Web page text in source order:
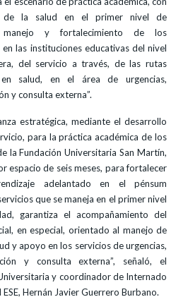
de la salud en el primer nivel de
y fortalecimiento de los
las instituciones educativas del nivel
del servicio a través, de las rutas
salud, en el área de urgencias,
y consulta externa”.
estratégica, mediante el desarrollo
para la práctica académica de los
la Fundación Universitaria San Martín,
espacio de seis meses, para fortalecer
adelantado en el pénsum
que se maneja en el primer nivel
garantiza el acompañamiento del
en especial, orientado al manejo de
y apoyo en los servicios de urgencias,
y consulta externa”, señaló, el
y coordinador de Internado
Hernán Javier Guerrero Burbano.